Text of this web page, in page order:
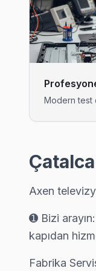
Axen TV'niz
Boyalık Axen
Celepköy
Celepköy
Axen Servis
Çanakça
Çanakça
Çiftlikköy
Modern test
Axen
➊ Bizi
kapıdan
Fabrika